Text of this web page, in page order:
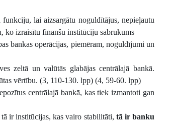
lai aizsargātu noguldītājus, nepieļautu
ko izraisītu finanšu institūciju sabrukums
bankas operācijas, piemēram, noguldījumi un
zeltā un valūtās glabājas centrālajā bankā.
vērtību. (3, 110-130. lpp) (4, 59-60. lpp)
centrālajā bankā, kas tiek izmantoti gan
ir institūcijas, kas vairo stabilitāti, tā ir banku